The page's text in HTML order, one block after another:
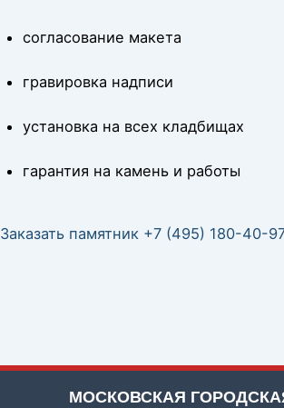
согласование макета
гравировка надписи
установка на всех кладбищах
гарантия на камень и работы
Заказать памятник +7 (495) 180-40-
МОСКОВСКАЯ